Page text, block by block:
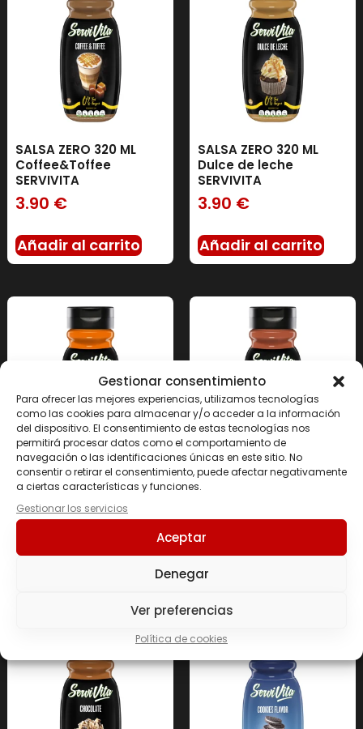
Gestionar consentimiento
Para ofrecer las mejores experiencias, utilizamos tecnologías
como las cookies para almacenar y/o acceder a la información
del dispositivo. El consentimiento de estas tecnologías nos
permitirá procesar datos como el comportamiento de
navegación o las identificaciones únicas en este sitio. No
consentir o retirar el consentimiento, puede afectar negativamente
a ciertas características y funciones.
Gestionar los servicios
Aceptar
Denegar
Ver preferencias
Política de cookies
SALSA ZERO 320 ML
Coffee&Toffee
SERVIVITA
3.90 €
Añadir al carrito
SALSA ZERO 320 ML
Dulce de leche
SERVIVITA
3.90 €
Añadir al carrito
SALSA ZERO 320 ML
Barbacoa picante
SERVIVITA
SALSA ZERO 320 ML
Pancake SERVIVITA
3.90€
Leer más